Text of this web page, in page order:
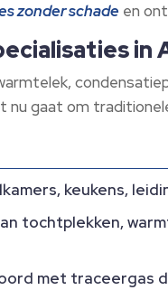
zonder schade en
in
nu gaat om
keukens,
tochtplekken,
met traceergas